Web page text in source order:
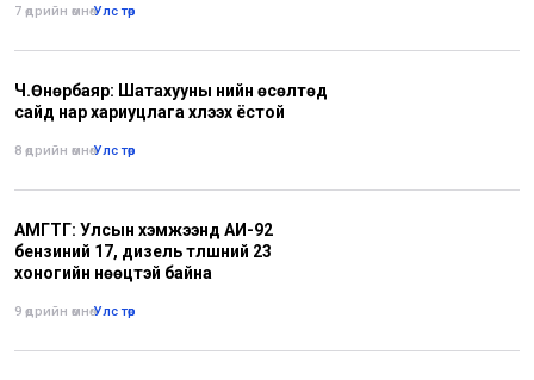
7 өдрийн өмнө•Улс төр
Ч.Өнөрбаяр: Шатахууны үнийн өсөлтөд
сайд нар хариуцлага хүлээх ёстой
8 өдрийн өмнө•Улс төр
АМГТГ: Улсын хэмжээнд АИ-92
бензиний 17, дизель түлшний 23
хоногийн нөөцтэй байна
9 өдрийн өмнө•Улс төр